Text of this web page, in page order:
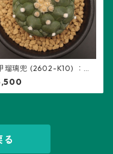
瑠璃兜 (2602-K10) ：ア
ロフィツム属 ※実生
る